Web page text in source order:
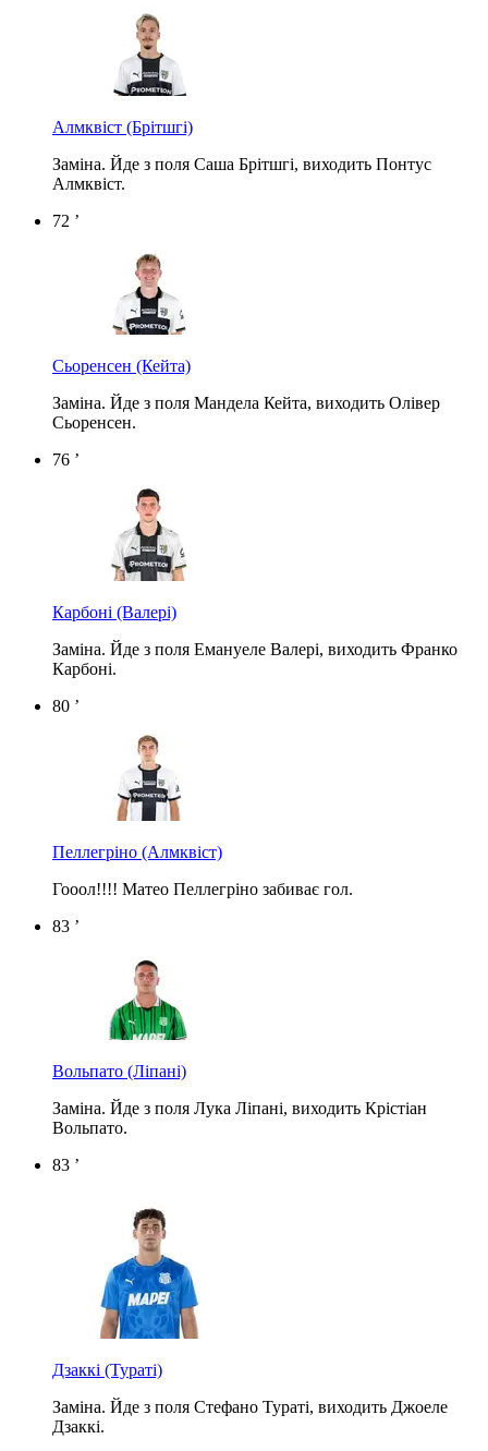
Алмквіст (Брітшгі)
Заміна. Йде з поля Саша Брітшгі, виходить Понтус
Алмквіст.
72 ’
Сьоренсен (Кейта)
Заміна. Йде з поля Мандела Кейта, виходить Олівер
Сьоренсен.
76 ’
Карбоні (Валері)
Заміна. Йде з поля Емануеле Валері, виходить Франко
Карбоні.
80 ’
Пеллегріно (Алмквіст)
Гооол!!!! Матео Пеллегріно забиває гол.
83 ’
Вольпато (Ліпані)
Заміна. Йде з поля Лука Ліпані, виходить Крістіан
Вольпато.
83 ’
Дзаккі (Тураті)
Заміна. Йде з поля Стефано Тураті, виходить Джоеле
Дзаккі.